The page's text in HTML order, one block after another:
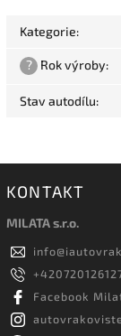
Kategorie:
? Rok výroby:
Stav autodílu:
KONTAKT
MILATA s.r.o.
info@
Facebook